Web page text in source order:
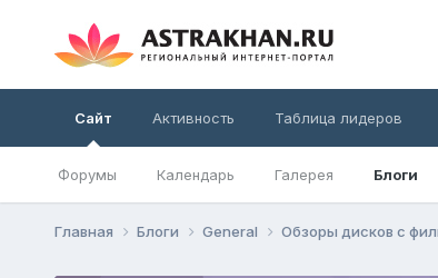
Сайт
Форумы Календарь Галерея Блоги
Активность Таблица лидеров
Главная Блоги General Обзоры дисков с